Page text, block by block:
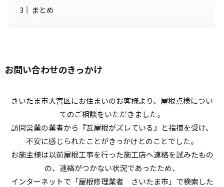
まとめ
お問い合わせのきっかけ
さいたま市大宮区にお住まいのお客様より、屋根点検につい
てのご相談をいただきました。
訪問営業の業者から『瓦屋根がズレている』と指摘を受け、
不安に感じられたことがきっかけとのことでした。
お施主様は以前屋根工事を行った施工店へ連絡を試みたもの
の、連絡がつかない状況であったため、
インターネットで「屋根修理業者 さいたま市」で検索した